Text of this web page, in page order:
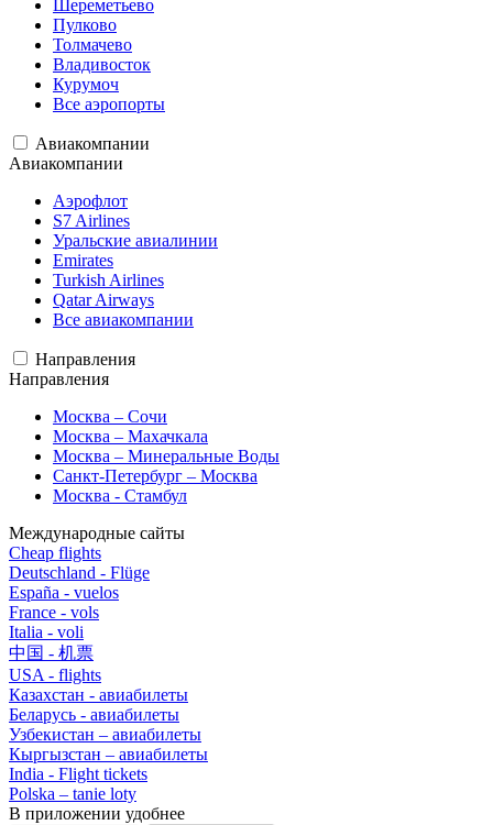
Шереметьево
Пулково
Толмачево
Владивосток
Курумоч
Все аэропорты
Авиакомпании
Авиакомпании
Аэрофлот
S7 Airlines
Уральские авиалинии
Emirates
Turkish Airlines
Qatar Airways
Все авиакомпании
Направления
Направления
Москва – Сочи
Москва – Махачкала
Москва – Минеральные Воды
Санкт-Петербург – Москва
Москва - Стамбул
Международные сайты
Cheap flights
Deutschland - Flüge
España - vuelos
France - vols
Italia - voli
中国 - 机票
USA - flights
Казахстан - авиабилеты
Беларусь - авиабилеты
Узбекистан – авиабилеты
Кыргызстан – авиабилеты
India - Flight tickets
Polska – tanie loty
В приложении удобнее